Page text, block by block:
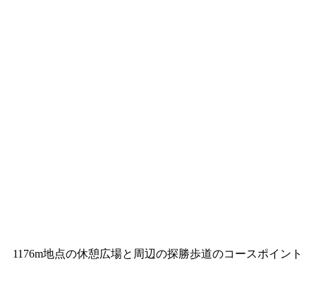
1176m地点の休憩広場と周辺の探勝歩道のコースポイント